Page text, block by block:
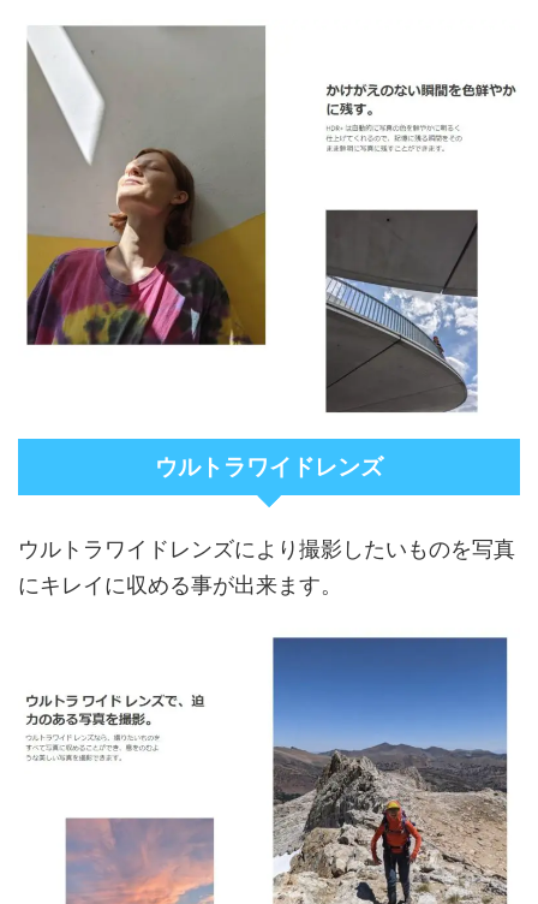
ウルトラワイドレンズ
ウルトラワイドレンズにより撮影したいものを写真
にキレイに収める事が出来ます。